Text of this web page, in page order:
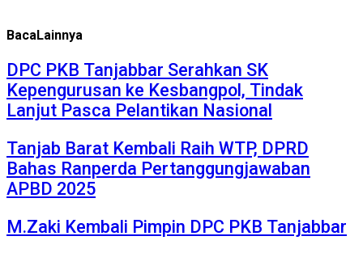
BacaLainnya
DPC PKB Tanjabbar Serahkan SK
Kepengurusan ke Kesbangpol, Tindak
Lanjut Pasca Pelantikan Nasional
Tanjab Barat Kembali Raih WTP, DPRD
Bahas Ranperda Pertanggungjawaban
APBD 2025
M.Zaki Kembali Pimpin DPC PKB Tanjabbar